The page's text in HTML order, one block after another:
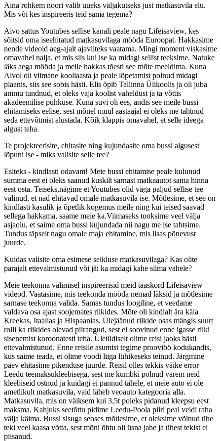
Aina rohkem noori valib uueks väljakutseks just matkasuvila elu.
Mis või kes inspireeris teid sama tegema?
Aivo sattus Youtubes sellise kanali peale nagu Lifeisaview, kes
sõitsid oma iseehitatud matkasuvilaga mööda Euroopat. Hakkasime
nende videoid aeg-ajalt ajaviiteks vaatama. Mingi moment viskasime
omavahel nalja, et mis siis kui ise ka midagi sellist teeksime. Natuke
läks aega mööda ja meile hakkas tõesti see mõte meeldima. Kuna
Aivol oli viimane kooliaasta ja peale lõpetamist polnud midagi
plaanis, siis see sobis hästi. Elis õpib Tallinna Ülikoolis ja oli juba
ammu tundnud, et oleks vaja koolist vaheldust ja ta võttis
akadeemilise puhkuse. Kuna suvi oli ees, andis see meile bussi
ehitamiseks eelise, sest mõnel muul aastaajal ei oleks me tahtnud
seda ettevõtmist alustada. Kõik klappis omavahel, et selle ideega
algust teha.
Te projekteerisite, ehitasite ning kujundasite oma bussi algusest
lõpuni ise - miks valisite selle tee?
Esiteks - kindlasti odavam! Meie bussi ehitamise peale kulunud
summa eest ei oleks saanud kuskilt sarnast matkaautot sama hinna
eest osta. Teiseks,nägime et Youtubes olid väga paljud sellise tee
valinud, et nad ehitavad omale matkasuvila ise. Mõtlesime, et see on
kindlasti kasulik ja õpetlik kogemus meile ning kui teised saavad
sellega hakkama, saame meie ka.Viimaseks tooksime veel välja
asjaolu, et saime oma bussi kujundada nii nagu me ise tahtsime.
Tundus täpselt nagu omale maja ehitamine, mis lisas põnevust
juurde.
Kuidas valisite oma esimese seikluse matkasuvilaga? Kas olite
parajalt ettevalmistunud või jäi ka midagi kahe silma vahele?
Meie teekonna valimisel inspireerisid meid taaskord Lifeisaview
videod. Vaatasime, mis teekonda mööda nemad läksid ja mõtlesime
sarnase teekonna valida. Samas tundus loogiline, et veedame
valdava osa ajast soojemates riikides. Mõte oli kindlalt ära käia
Kreekas, Itaalias ja Hispaanias. Ülejäänud riikide osas mängis suurt
rolli ka riikides olevad piirangud, sest ei soovinud enne igasse riiki
sisenemist koroonatesti teha. Üleüldiselt olime reisi jaoks hästi
ettevalmistunud. Enne reisile asumist tegime prooviöö kodukandis,
kus saime teada, et olime voodi liiga lühikeseks teinud. Järgmine
päev ehitasime pikenduse juurde. Reisil olles tekkis väike error
Leedu teemaksukleebisega, sest me kumbki polnud varem neid
kleebiseid ostnud ja kuidagi ei pannud tähele, et meie auto ei ole
ametlikult matkasuvila, vaid läheb veoauto kategooria alla.
Matkasuvila, mis on väiksem kui 3,5t poleks pidanud kleepsu eest
maksma. Kahjuks seetõttu pidime Leedu-Poola piiri peal veidi raha
välja käima. Bussi sisuga seoses mõtlesime, et oleksime võinud ühe
teki veel kaasa võtta, sest mõni õhtu oli üsna jahe ja ühest tekist ei
piisanud.